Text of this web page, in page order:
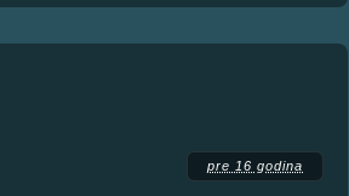
pre 16 godina